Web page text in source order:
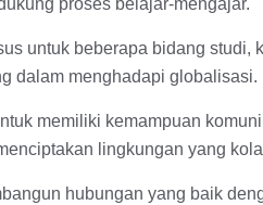
untuk beberapa bidang studi,
dalam menghadapi globalisasi.
memiliki kemampuan
lingkungan yang
hubungan yang baik